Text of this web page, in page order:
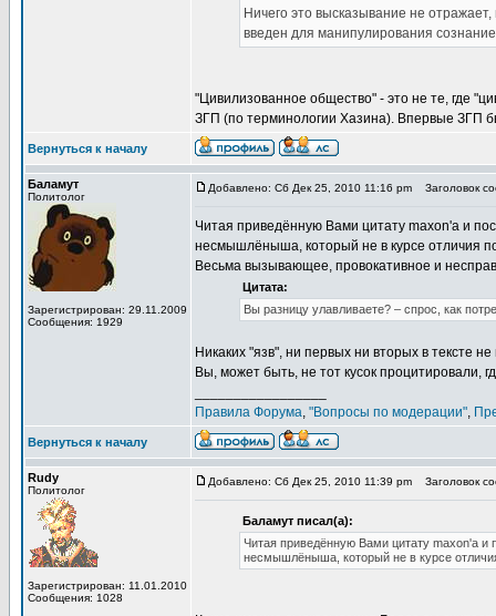
Ничего это высказывание не
введен для манипулирования
"Цивилизованное общество" - это не те, где
ЗГП (по терминологии Хазина). Впервые ЗГП
Вернуться к началу
Баламут
Политолог
Зарегистрирован: 29.11.2009
Сообщения: 1929
Добавлено: Сб Дек 25, 2010 11:16 pm Заголовок
Читая приведённую Вами цитату maxon'a и
несмышлёныша, который не в курсе отличия
Весьма вызывающее, провокативное и
Цитата:
Вы разницу улавливаете? – спрос, как
Никаких "язв", ни первых ни вторых в тексте
Вы, может быть, не тот кусок процитировали,
Правила Форума, "Вопросы по модерации",
Вернуться к началу
Rudy
Политолог
Зарегистрирован: 11.01.2010
Сообщения: 1028
Добавлено: Сб Дек 25, 2010 11:39 pm Заголовок
Баламут писал(а):
Читая приведённую Вами цитату maxon'a
несмышлёныша, который не в курсе